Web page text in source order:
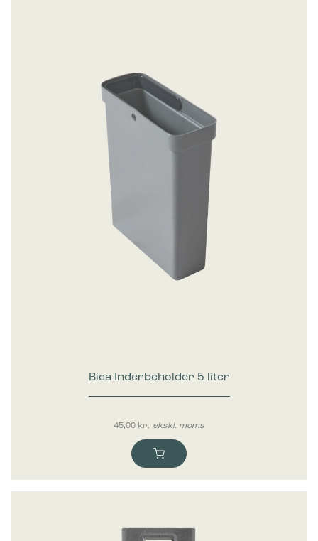
Bica Inderbeholder 5 liter
45,00kr. ekskl. moms